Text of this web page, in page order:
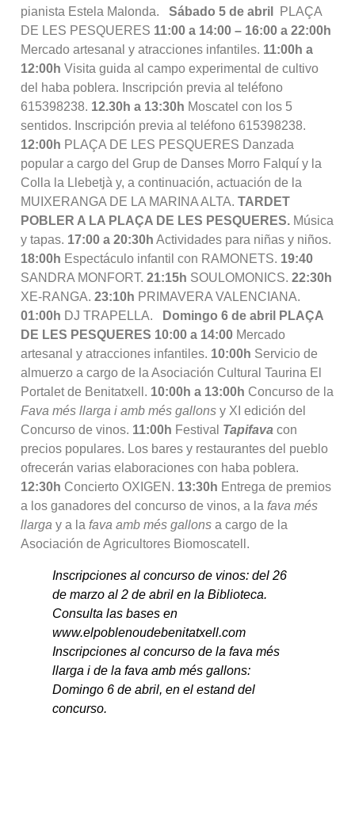
pianista Estela Malonda. Sábado 5 de abril
PLAÇA
DE LES PESQUERES 11:00 a 14:00 – 16:00 a 22:00h
Mercado artesanal y atracciones infantiles. 11:00h a
12:00h Visita guida al campo experimental de cultivo
del haba poblera. Inscripción previa al teléfono
615398238. 12.30h a 13:30h Moscatel con los 5
sentidos. Inscripción previa al teléfono 615398238.
12:00h PLAÇA DE LES PESQUERES Danzada
popular a cargo del Grup de Danses Morro Falquí y la
Colla la Llebetjà y, a continuación, actuación de la
MUIXERANGA DE LA MARINA ALTA. TARDET
POBLER A LA PLAÇA DE LES PESQUERES. Música
y tapas. 17:00 a 20:30h Actividades para niñas y niños.
18:00h Espectáculo infantil con RAMONETS. 19:40
SANDRA MONFORT. 21:15h SOULOMONICS. 22:30h
XE-RANGA. 23:10h PRIMAVERA VALENCIANA.
01:00h DJ TRAPELLA. Domingo 6 de abril
PLAÇA
DE LES PESQUERES 10:00 a 14:00 Mercado
artesanal y atracciones infantiles. 10:00h Servicio de
almuerzo a cargo de la Asociación Cultural Taurina El
Portalet de Benitatxell. 10:00h a 13:00h Concurso de la
Fava més llarga i amb més gallons y XI edición del
Concurso de vinos. 11:00h Festival Tapifava con
precios populares. Los bares y restaurantes del pueblo
ofrecerán varias elaboraciones con haba poblera.
12:30h Concierto OXIGEN. 13:30h Entrega de premios
a los ganadores del concurso de vinos, a la fava més
llarga y a la fava amb més gallons a cargo de la
Asociación de Agricultores Biomoscatell.
Inscripciones al concurso de vinos: del 26
de marzo al 2 de abril en la Biblioteca.
Consulta las bases en
www.elpoblenoudebenitatxell.com
Inscripciones al concurso de la fava més
llarga i de la fava amb més gallons:
Domingo 6 de abril, en el estand del
concurso.